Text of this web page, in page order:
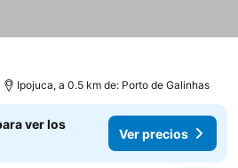
Ipojuca, a 0.5 km de: Porto de Galinhas
ver los
Ver precios